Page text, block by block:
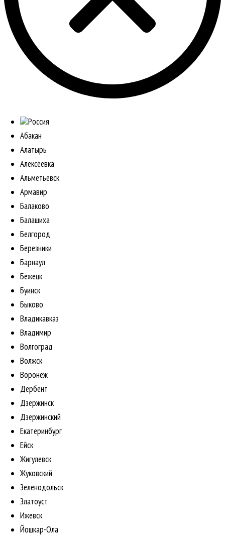
Россия
Абакан
Алатырь
Алексеевка
Альметьевск
Армавир
Балаково
Балашиха
Белгород
Березники
Барнаул
Бежецк
Буинск
Быково
Владикавказ
Владимир
Волгоград
Волжск
Воронеж
Дербент
Дзержинск
Дзержинский
Екатеринбург
Ейск
Жигулевск
Жуковский
Зеленодольск
Златоуст
Ижевск
Йошкар-Ола